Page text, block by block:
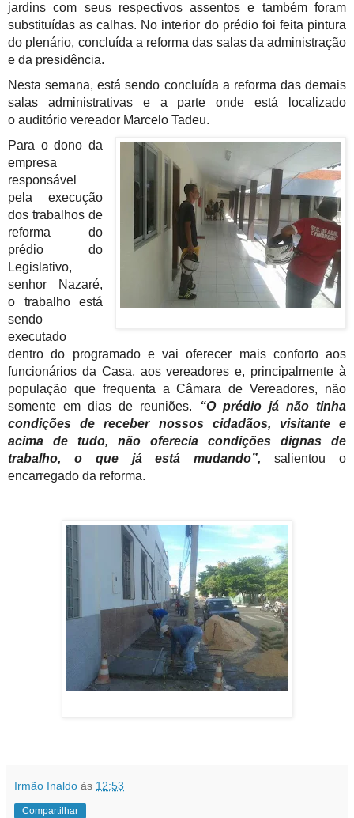
jardins com seus respectivos assentos e também foram
substituídas as calhas. No interior do prédio foi feita pintura
do plenário, concluída a reforma das salas da administração
e da presidência.
Nesta semana, está sendo concluída a reforma das demais
salas administrativas e a parte onde está localizado
o auditório vereador Marcelo Tadeu.
Para o dono da
empresa
responsável
pela execução
dos trabalhos de
reforma do
prédio do
Legislativo,
senhor Nazaré,
o trabalho está
sendo
executado
dentro do programado e vai oferecer mais conforto aos
funcionários da Casa, aos vereadores e, principalmente à
população que frequenta a Câmara de Vereadores, não
somente em dias de reuniões. “O prédio já não tinha
condições de receber nossos cidadãos, visitante e
acima de tudo, não oferecia condições dignas de
trabalho, o que já está mudando”, salientou o
encarregado da reforma.
Irmão Inaldo às 12:53
Compartilhar